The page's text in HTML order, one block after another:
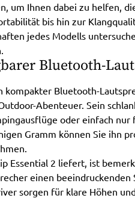
um Ihnen dabei zu helfen,
bis hin zur
jedes Modells
Bluetooth-
kompakter Bluetooth-
Abenteuer. Sein
oder einfach nur
Gramm können Sie ihn
Essential 2 liefert, ist
einen beeindruckenden
sorgen für klare Höhen